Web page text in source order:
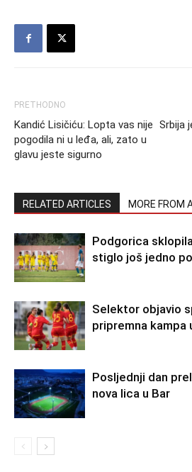
PRETHODNO
Kandić Lisičiću: Lopta vas nije
pogodila ni u leđa, ali, zato u
glavu jeste sigurno
Srbija
RELATED ARTICLES MORE FROM
Podgorica
stiglo još jedno
Selektor objavio
pripremna kampa
Posljednji dan
nova lica u Bar